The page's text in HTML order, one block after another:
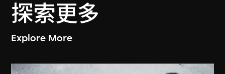
探索更多
Explore More